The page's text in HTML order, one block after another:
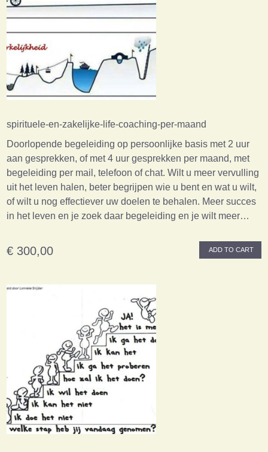
spirituele-en-zakelijke-life-coaching-per-maand
Doorlopende begeleiding op persoonlijke basis met 2 uur
aan gesprekken, of met 4 uur gesprekken per maand, met
begeleiding per mail, telefoon of chat. Wilt u meer vervulling
uit het leven halen, beter begrijpen wie u bent en wat u wilt,
of wilt u nog effectiever uw doelen te behalen. Meer succes
in het leven en je zoek daar begeleiding en je wilt meer…
€ 300,00 ADD TO CART